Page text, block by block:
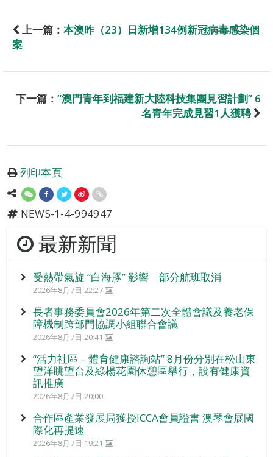
上一篇： 本澳昨（23）日新增134例新冠病毒感染個
案
下一篇： “澳門青年到福建新大陸科技集團見習計劃” 6
名青年完成見習1人獲聘
列印本頁
NEWS-1-4-994947
最新新聞
受熱帶氣旋 “白海豚” 影響 部分航班取消
2026年8月7日 22:27
長者事務委員會2026年第二次全體會議及養老保
障機制跨部門協調小組聯合會議
2026年8月7日 20:41
“活力社區 – 體育健康諮詢站” 8月份分別在松山東
望洋眺望台及綠楊花園休憩區舉行，設有健康資
訊推廣
2026年8月7日 20:00
合作區產業發展局獲授ICCA會員證書 澳琴會展國
際化再提速
2026年8月7日 19:21